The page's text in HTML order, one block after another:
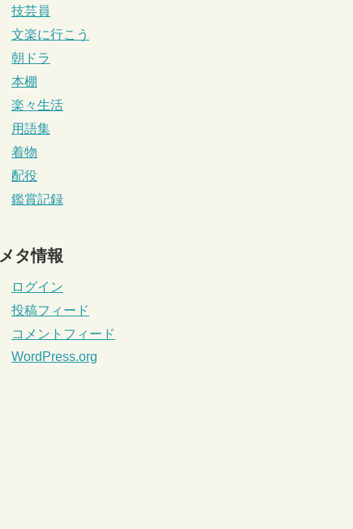
技芸員
文楽に行こう
朝ドラ
本棚
楽々生活
用語集
着物
配役
鑑賞記録
メタ情報
ログイン
投稿フィード
コメントフィード
WordPress.org